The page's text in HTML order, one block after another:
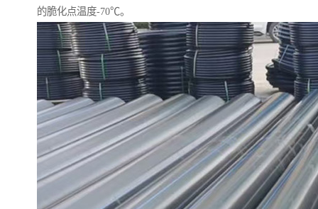
的脆化点温度-70℃。